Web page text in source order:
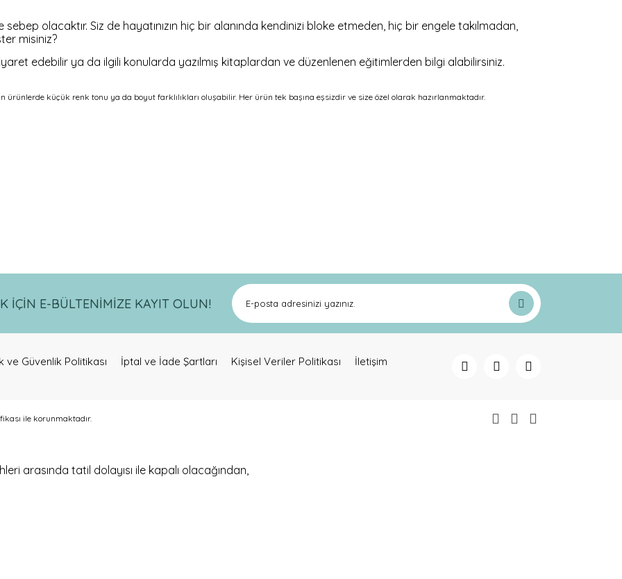
olacaktır. Siz de hayatınızın hiç bir alanında kendinizi bloke etmeden, hiç bir engele takılmadan,
misiniz?
edebilir ya da ilgili konularda yazılmış kitaplardan ve düzenlenen eğitimlerden bilgi alabilirsiniz.
küçük renk tonu ya da boyut farklılıkları oluşabilir. Her ürün tek başına eşsizdir ve size özel olarak hazırlanmaktadır.
Gönder
İÇİN E-BÜLTENİMİZE KAYIT OLUN!
ve Güvenlik Politikası İptal ve İade Şartları Kişisel Veriler Politikası İletişim
ile korunmaktadır.
arasında tatil dolayısı ile kapalı olacağından,